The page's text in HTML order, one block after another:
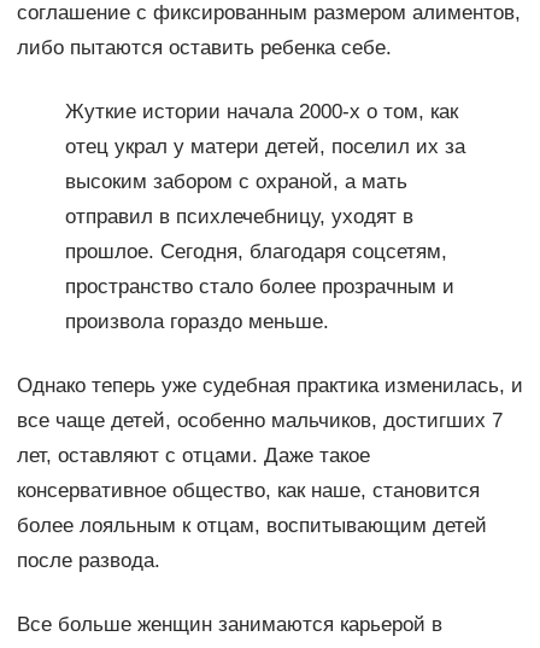
соглашение с фиксированным размером алиментов,
либо пытаются оставить ребенка себе.
Жуткие истории начала 2000-х о том, как
отец украл у матери детей, поселил их за
высоким забором с охраной, а мать
отправил в психлечебницу, уходят в
прошлое. Сегодня, благодаря соцсетям,
пространство стало более прозрачным и
произвола гораздо меньше.
Однако теперь уже судебная практика изменилась, и
все чаще детей, особенно мальчиков, достигших 7
лет, оставляют с отцами. Даже такое
консервативное общество, как наше, становится
более лояльным к отцам, воспитывающим детей
после развода.
Все больше женщин занимаются карьерой в